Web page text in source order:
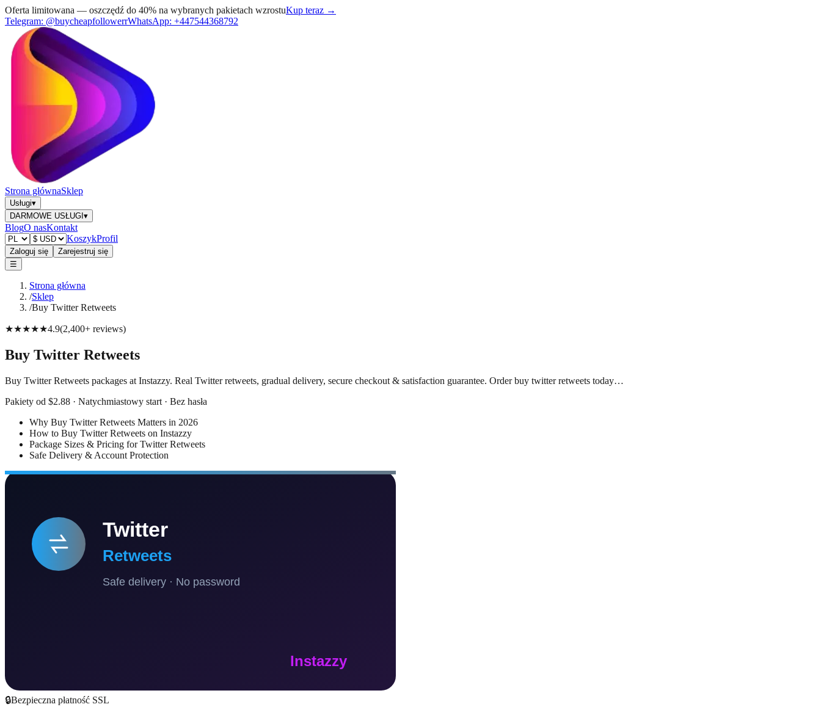
Oferta limitowana — oszczędź do 40% na wybranych pakietach wzrostuKup teraz →
Telegram: @buycheapfollowerrWhatsApp: +447544368792
Strona głównaSklep
Usługi▾
DARMOWE USŁUGI ▾
BlogO nasKontakt
KoszykProfil
Zaloguj się
Zarejestruj się
☰
Strona główna
/Sklep
/Buy Twitter Retweets
★★★★★4.9(2,400+ reviews)
Buy Twitter Retweets
Buy Twitter Retweets packages at Instazzy. Real Twitter retweets, gradual delivery, secure checkout & satisfaction guarantee. Order buy twitter retweets today…
Pakiety od $2.88 · Natychmiastowy start · Bez hasła
Why Buy Twitter Retweets Matters in 2026
How to Buy Twitter Retweets on Instazzy
Package Sizes & Pricing for Twitter Retweets
Safe Delivery & Account Protection
🔒Bezpieczna płatność SSL